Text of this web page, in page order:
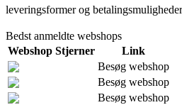
leveringsformer og
Bedst anmeldte webshops
Webshop Stjerner
Link
Besøg webshop
Besøg webshop
Besøg webshop